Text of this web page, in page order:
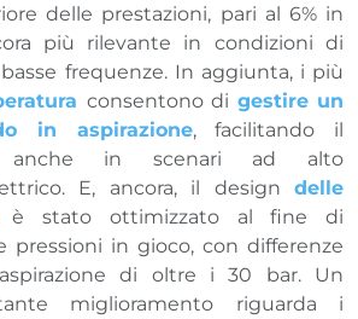
delle prestazioni, pari al 6% in
più rilevante in condizioni di
frequenze. In aggiunta, i più
consentono di gestire un
in aspirazione, facilitando il
anche in scenari ad alto
E, ancora, il design delle
stato ottimizzato al fine di
pressioni in gioco, con differenze
di oltre i 30 bar. Un
miglioramento riguarda i